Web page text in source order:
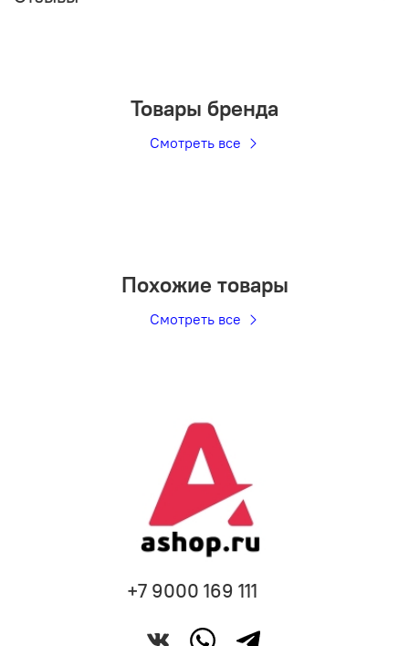
Товары бренда
Смотреть все
Похожие товары
Смотреть все
+7 9000 169 111